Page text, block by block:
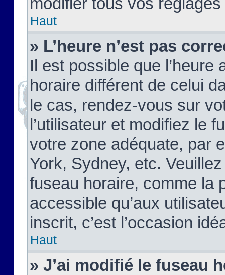
Haut
» L’heure n’est pas
Il est possible que
horaire différent de celui
le cas, rendez-vous sur
l’utilisateur et modifiez le
votre zone adéquate, par
York, Sydney, etc.
fuseau horaire, comme la
accessible qu’aux
inscrit, c’est l’occasion
Haut
» J’ai modifié le fuseau